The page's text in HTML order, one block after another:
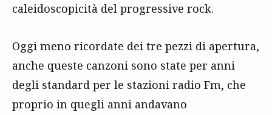
caleidoscopicità del progressive rock.
Oggi meno ricordate dei tre pezzi di apertura,
anche queste canzoni sono state per anni
degli standard per le stazioni radio Fm, che
proprio in quegli anni andavano